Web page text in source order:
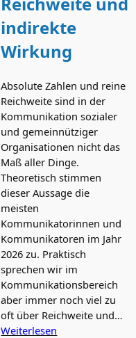
indirekte
Wirkung
Absolute Zahlen und reine
Reichweite sind in der
Kommunikation sozialer
und gemeinnütziger
Organisationen nicht das
Maß aller Dinge.
Theoretisch stimmen
dieser Aussage die
meisten
Kommunikatorinnen und
Kommunikatoren im Jahr
2026 zu. Praktisch
sprechen wir im
Kommunikationsbereich
aber immer noch viel zu
oft über Reichweite und…
Weiterlesen